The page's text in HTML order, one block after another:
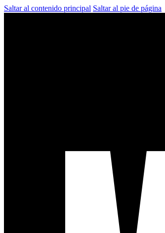
Saltar al contenido principal Saltar al pie de página